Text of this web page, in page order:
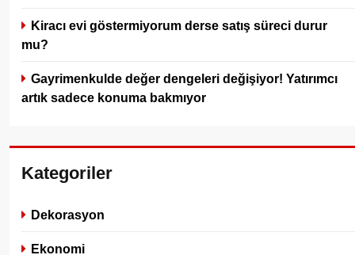
Kiracı evi göstermiyorum derse satış süreci durur
mu?
Gayrimenkulde değer dengeleri değişiyor! Yatırımcı
artık sadece konuma bakmıyor
Kategoriler
Dekorasyon
Ekonomi